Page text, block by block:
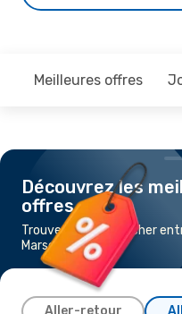
Meilleures offres
Découvrez les
offres
Trouvez un vol pas cher
Marseille
Aller-retour